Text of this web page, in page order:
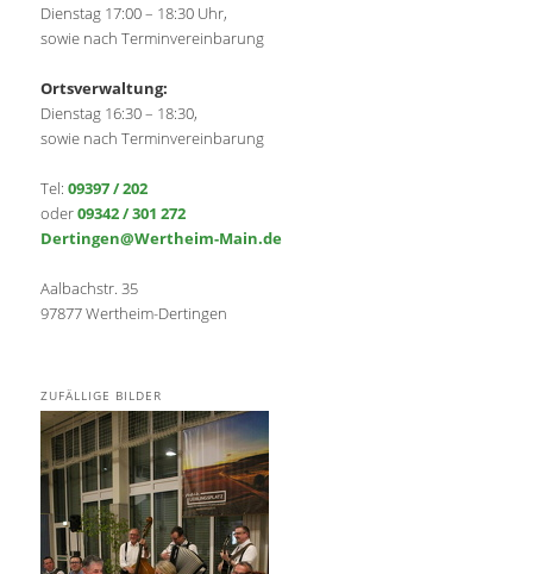
Dienstag 17:00 – 18:30 Uhr,
sowie nach Terminvereinbarung
Ortsverwaltung:
Dienstag 16:30 – 18:30,
sowie nach Terminvereinbarung
Tel:09397 / 202
oder09342 / 301 272
Dertingen@Wertheim-Main.de
Aalbachstr. 35
97877 Wertheim-Dertingen
ZUFÄLLIGE BILDER